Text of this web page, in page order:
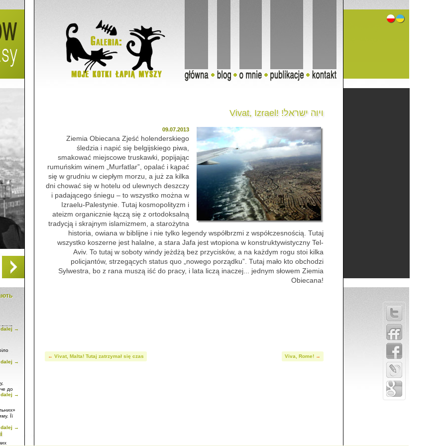
дому
dalej →
dalej →
до
як
dalej →
Її
dalej →
Vivat, Izrael! !ויוה ישראל
09.07.2013
Ziemia Obiecana Zjeść holenderskiego
śledzia i napić się belgijskiego piwa,
smakować miejscowe truskawki, popijając
rumuńskim winem „Murfatlar”, opalać i kąpać
się w grudniu w ciepłym morzu, a już za kilka
dni chować się w hotelu od ulewnych deszczy
i padającego śniegu – to wszystko można w
Izraelu-Palestynie. Tutaj kosmopolityzm i
ateizm organicznie łączą się z ortodoksalną
tradycją i skrajnym islamizmem, a starożytna
historia, owiana w biblijne i nie tylko legendy współbrzmi z współczesnością. Tutaj
wszystko koszerne jest halalne, a stara Jafa jest wtopiona w konstruktywistyczny Tel-
Aviv. To tutaj w soboty windy jeżdżą bez przycisków, a na każdym rogu stoi kilka
policjantów, strzegących status quo „nowego porządku”. Tutaj mało kto obchodzi
Sylwestra, bo z rana muszą iść do pracy, i lata liczą inaczej... jednym słowem Ziemia
Obiecana!
← Vivat, Malta! Tutaj zatrzymał się czas Viva, Rome! →